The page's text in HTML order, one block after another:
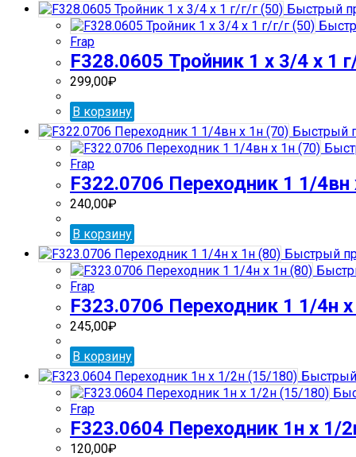
Быстрый
Frap
F328.0605 Тройник 1 х 3/4 х 1
299,00₽
В корзину
Быстрый
Frap
F322.0706 Переходник 1 1/4вн
240,00₽
В корзину
Быстрый
Frap
F323.0706 Переходник 1 1/4н
245,00₽
В корзину
Frap
F323.0604 Переходник 1н х 1/
120,00₽